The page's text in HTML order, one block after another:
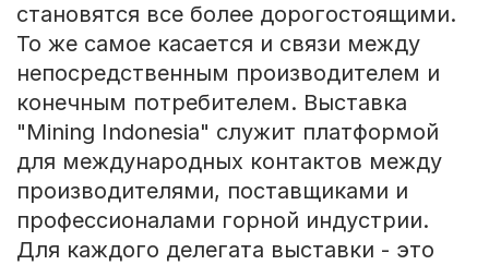
становятся все более дорогостоящими.
То же самое касается и связи между
непосредственным производителем и
конечным потребителем. Выставка
"Mining Indonesia" служит платформой
для международных контактов между
производителями, поставщиками и
профессионалами горной индустрии.
Для каждого делегата выставки - это